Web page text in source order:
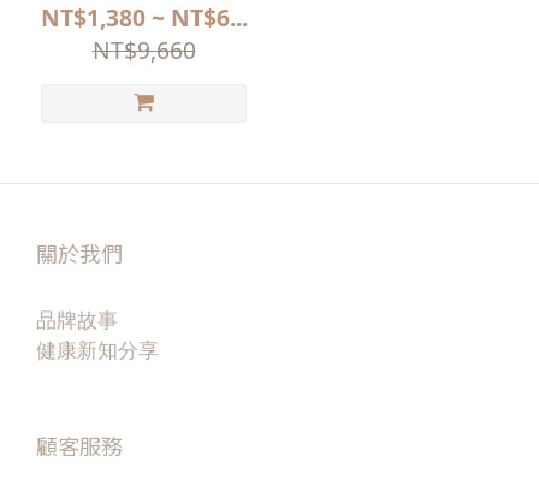
NT$1,380 ~ NT$6...
NT$9,660
關於我們
品牌故事
健康新知分享
顧客服務